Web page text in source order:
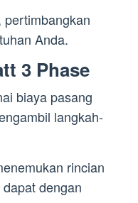
Anda.
3 Phase
biaya pasang
langkah-
rincian
dengan